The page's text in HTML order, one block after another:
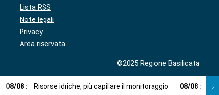
Lista RSS
Note legali
Privacy
Area riservata
©2025 Regione Basilicata
08/08 : Risorse idriche, più capillare il monitoraggio 08/08 :